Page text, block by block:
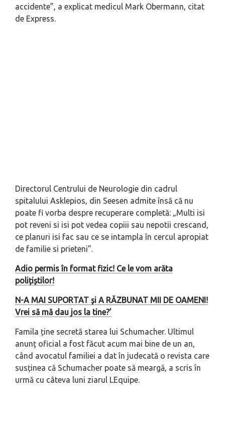
accidente”, a explicat medicul Mark Obermann, citat
de Express.
Directorul Centrului de Neurologie din cadrul
spitalului Asklepios, din Seesen admite însă că nu
poate fi vorba despre recuperare completă: „Multi isi
pot reveni si isi pot vedea copiii sau nepotii crescand,
ce planuri isi fac sau ce se intampla în cercul apropiat
de familie si prieteni”.
Adio permis în format fizic! Ce le vom arăta
polițiștilor!
N-A MAI SUPORTAT și A RĂZBUNAT MII DE OAMENI!
Vrei să mă dau jos la tine?’
Famila ține secretă starea lui Schumacher. Ultimul
anunț oficial a fost făcut acum mai bine de un an,
când avocatul familiei a dat în judecată o revista care
susținea că Schumacher poate să meargă, a scris în
urmă cu câteva luni ziarul LEquipe.